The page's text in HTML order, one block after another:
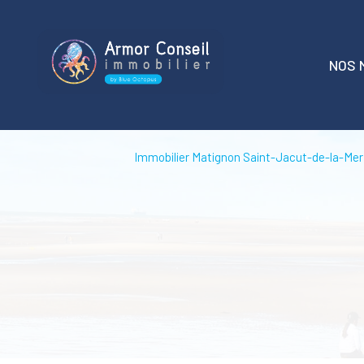
NOS
Immobilier Matignon Saint-Jacut-de-la-